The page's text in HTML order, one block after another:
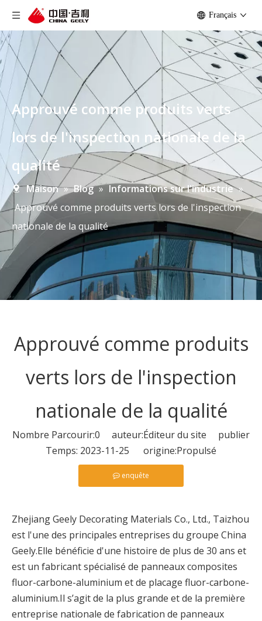
Français
Approuvé comme produits verts
lors de l'inspection nationale de la
qualité
Maison » Blog » Informations sur l'industrie »
Approuvé comme produits verts lors de l'inspection
nationale de la qualité
Approuvé comme produits
verts lors de l'inspection
nationale de la qualité
Nombre Parcourir:0 auteur:Éditeur du site publier
Temps: 2023-11-25 origine:Propulsé
enquête
Zhejiang Geely Decorating Materials Co., Ltd., Taizhou
est l'une des principales entreprises du groupe China
Geely.Elle bénéficie d'une histoire de plus de 30 ans et
est un fabricant spécialisé de panneaux composites
fluor-carbone-aluminium et de placage fluor-carbone-
aluminium.Il s’agit de la plus grande et de la première
entreprise nationale de fabrication de panneaux